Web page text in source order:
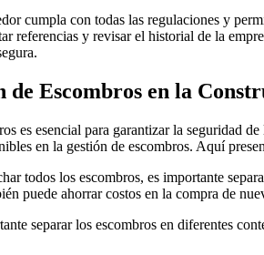
cumpla con todas las regulaciones y
referencias y revisar el historial de la
Escombros en la
es esencial para garantizar la seguridad
en la gestión de escombros. Aquí
todos los escombros, es importante
puede ahorrar costos en la compra de
separar los escombros en diferentes